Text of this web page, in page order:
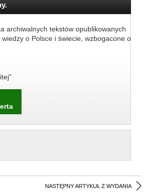
archiwalnych tekstów opublikowanych
o Polsce i świecie, wzbogacone o
NASTĘPNY ARTYKUŁ Z WYDANIA